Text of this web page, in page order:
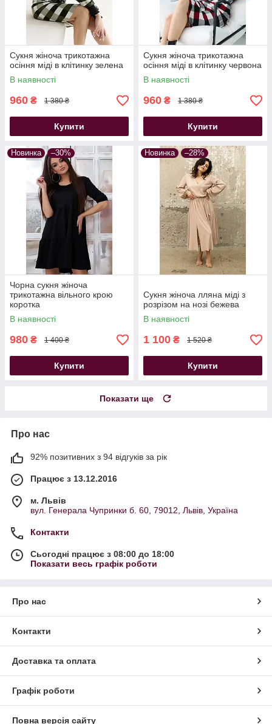
Сукня жіноча трикотажна
осіння міді в клітинку зелена
В наявності
960 ₴ 1 380 ₴
Купити
Сукня жіноча трикотажна
осіння міді в клітинку червона
В наявності
960 ₴ 1 380 ₴
Купити
Новинка –30%
Чорна сукня жіноча
трикотажна вільного крою
коротка
В наявності
980 ₴ 1 400 ₴
Купити
Новинка –28%
Сукня жіноча лляна міді з
розрізом на нозі бежева
В наявності
1 100 ₴ 1 520 ₴
Купити
Показати ще
Про нас
92% позитивних з 94 відгуків за рік
Працює з 13.12.2016
м. Львів
вул. Генерала Чупринки б. 60, 79012, Львів, Україна
Контакти
Сьогодні працює з 08:00 до 18:00
Показати весь графік роботи
Про нас
Контакти
Доставка та оплата
Графік роботи
Повна версія сайту